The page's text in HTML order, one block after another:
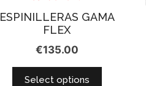
ESPINILLERAS GAMA
FLEX
€135.00
Select options